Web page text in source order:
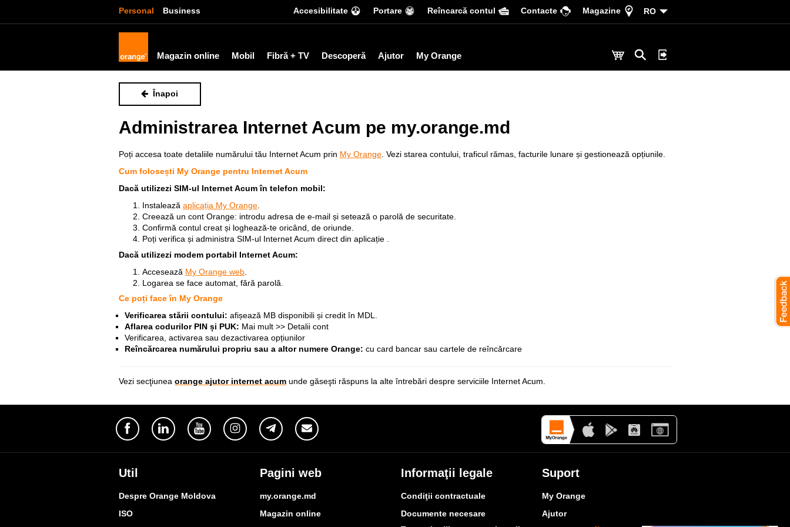
Personal Business Accesibilitate Portare Reîncarcă contul Сontacte Magazine RO
Magazin online Mobil Fibră + TV Descoperă Ajutor My Orange
Înapoi
Administrarea Internet Acum pe my.orange.md
Poți accesa toate detaliile numărului tău Internet Acum prin My Orange . Vezi starea contului, traficul rămas, facturile lunare și gestionează opțiunile.
Cum folosești My Orange pentru Internet Acum
Dacă utilizezi SIM-ul Internet Acum în telefon mobil:
Instalează aplicația My Orange
Creează un cont Orange: introdu adresa de e-mail și setează o parolă de securitate.
Confirmă contul creat și loghează-te oricând, de oriunde.
Poți verifica și administra SIM-ul Internet Acum direct din aplicație .
Dacă utilizezi modem portabil Internet Acum:
Accesează My Orange web
Logarea se face automat, fără parolă.
Ce poți face în My Orange
Verificarea stării contului: afișează MB disponibili și credit în MDL.
Aflarea codurilor PIN și PUK: Mai mult >> Detalii cont
Verificarea, activarea sau dezactivarea opțiunilor
Reîncărcarea numărului propriu sau a altor numere Orange: cu card bancar sau cartele de reîncărcare
Vezi secţiunea orange ajutor internet acum unde găseşti răspuns la alte întrebări despre serviciile Internet Acum.
Util
Despre Orange Moldova
ISO
Pagini web
my.orange.md
Magazin online
Informaţii legale
Condiţii contractuale
Documente necesare
Suport
My Orange
Ajutor